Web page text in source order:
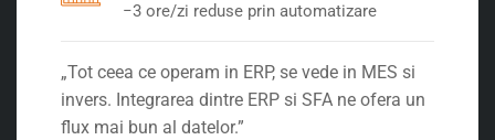
−3 ore/zi reduse prin automatizare
„Tot ceea ce operam in ERP, se vede in MES si
invers. Integrarea dintre ERP si SFA ne ofera un
flux mai bun al datelor.”